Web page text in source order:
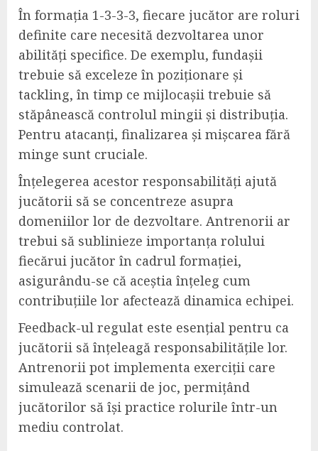
În formația 1-3-3-3, fiecare jucător are roluri
definite care necesită dezvoltarea unor
abilități specifice. De exemplu, fundașii
trebuie să exceleze în poziționare și
tackling, în timp ce mijlocașii trebuie să
stăpânească controlul mingii și distribuția.
Pentru atacanți, finalizarea și mișcarea fără
minge sunt cruciale.
Înțelegerea acestor responsabilități ajută
jucătorii să se concentreze asupra
domeniilor lor de dezvoltare. Antrenorii ar
trebui să sublinieze importanța rolului
fiecărui jucător în cadrul formației,
asigurându-se că aceștia înțeleg cum
contribuțiile lor afectează dinamica echipei.
Feedback-ul regulat este esențial pentru ca
jucătorii să înțeleagă responsabilitățile lor.
Antrenorii pot implementa exerciții care
simulează scenarii de joc, permițând
jucătorilor să își practice rolurile într-un
mediu controlat.